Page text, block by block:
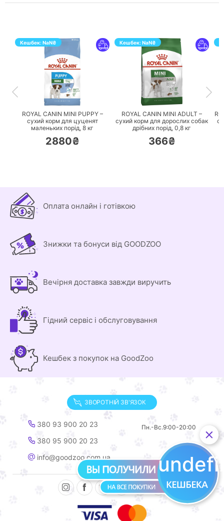
Кешбек:NaN₴
ПЕРЕЙТИ
ROYAL CANIN MINI PUPPY –
сухий корм для цуценят
маленьких порід, 8 кг
2880₴
Кешбек:NaN₴
ПЕРЕЙТИ
ROYAL CANIN MINI ADULT –
сухий корм для дорослих собак
дрібних порід, 0,8 кг
366₴
Оплата онлайн і готівкою
Знижки та бонуси від GOODZOO
Вечірня доставка завжди виручить
Гідний сервіс і обслуговування
Кешбек з покупок на GoodZoo
ЗВОРОТНІЙ ЗВ'ЯЗОК
380 93 900 20 23
380 95 900 20 23
info@goodzoo.com.ua
Пн.-Вс.9:00-20:00